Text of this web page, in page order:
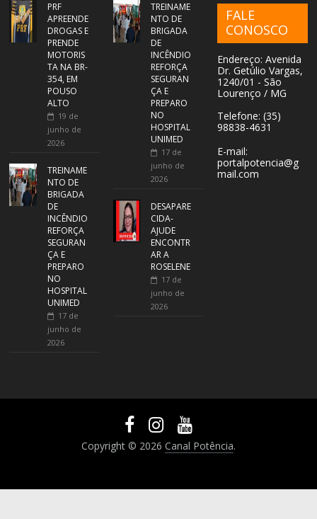
PRF
APREENDE
DROGAS E
PRENDE
MOTORIS
TA NA BR-
354, EM
POUSO
ALTO
19 de
junho de
2026
TREINAME
NTO DE
BRIGADA
DE
INCÊNDIO
REFORÇA
SEGURAN
ÇA E
PREPARO
NO
HOSPITAL
UNIMED
17 de
junho de
2026
TREINAME
NTO DE
BRIGADA
DE
INCÊNDIO
REFORÇA
SEGURAN
ÇA E
PREPARO
NO
HOSPITAL
UNIMED
17 de
junho de
2026
DESAPARE
CIDA-
AJUDE
ENCONTR
AR A
ROSELENE
17 de
junho de
2026
FALE
CONOSCO
Endereço: Avenida
Dr. Getúlio Vargas,
1240/01 - São
Lourenço / MG
Telefone: (35)
98838-4631
E-mail:
portalpotencia@g
mail.com
Copyright © 2026 Canal Potência.